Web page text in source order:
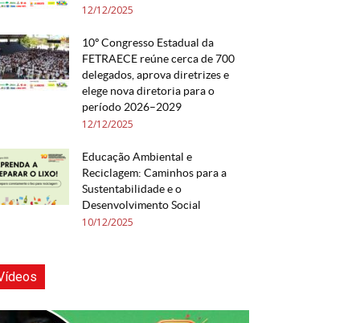
12/12/2025
10º Congresso Estadual da
FETRAECE reúne cerca de 700
delegados, aprova diretrizes e
elege nova diretoria para o
período 2026–2029
12/12/2025
Educação Ambiental e
Reciclagem: Caminhos para a
Sustentabilidade e o
Desenvolvimento Social
10/12/2025